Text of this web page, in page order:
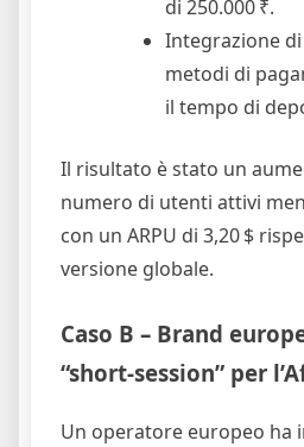
di 250.000 ₹.
Integrazione
metodi di
il tempo di
Il risultato è stato un
numero di utenti attivi
con un ARPU di 3,20 $
versione globale.
Caso B – Brand
“short‑session” per
Un operatore europeo ha